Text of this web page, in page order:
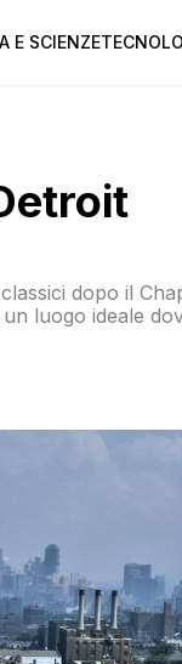
E SCIENZE
dopo il
luogo ideale